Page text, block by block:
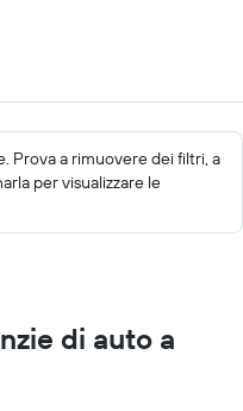
Prova a rimuovere dei filtri, a
per visualizzare le
di auto a